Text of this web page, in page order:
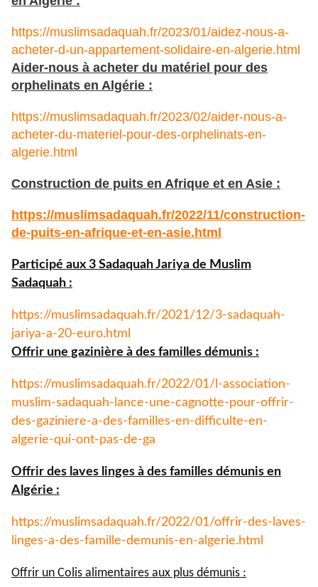
https://muslimsadaquah.fr/2023/01/aidez-nous-a-
acheter-d-un-appartement-solidaire-en-algerie.html
Aider-nous à acheter du matériel pour des
orphelinats en Algérie :
https://muslimsadaquah.fr/2023/02/aider-nous-a-
acheter-du-materiel-pour-des-orphelinats-en-
algerie.html
Construction de puits en Afrique et en Asie :
https://muslimsadaquah.fr/2022/11/construction-
de-puits-en-afrique-et-en-asie.html
Participé aux 3 Sadaquah Jariya de Muslim
Sadaquah :
https://muslimsadaquah.fr/2021/12/3-sadaquah-
jariya-a-20-euro.html
Offrir une gazinière à des familles démunis :
https://muslimsadaquah.fr/2022/01/l-association-
muslim-sadaquah-lance-une-cagnotte-pour-offrir-
des-gaziniere-a-des-familles-en-difficulte-en-
algerie-qui-ont-pas-de-ga
Offrir des laves linges à des familles démunis en
Algérie :
https://muslimsadaquah.fr/2022/01/offrir-des-laves-
linges-a-des-famille-demunis-en-algerie.html
Offrir un Colis alimentaires aux plus démunis :